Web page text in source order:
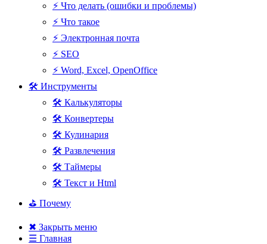
⚡ Что делать (ошибки и проблемы)
⚡ Что такое
⚡ Электронная почта
⚡ SEO
⚡ Word, Excel, OpenOffice
🛠 Инструменты
🛠 Калькуляторы
🛠 Конвертеры
🛠 Кулинария
🛠 Развлечения
🛠 Таймеры
🛠 Текст и Html
⛳ Почему
✖ Закрыть меню
☰ Главная